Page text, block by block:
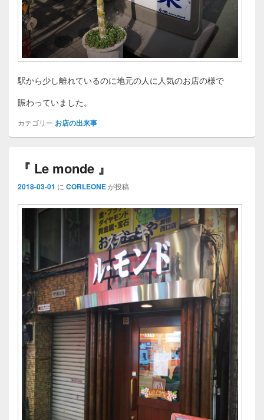
駅から少し離れているのに地元の人に人気のお店の様で
賑わっていました。
カテゴリー お店の出来事
『 Le monde 』
2018-03-01 に CORLEONEが投稿